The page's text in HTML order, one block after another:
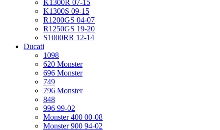
K1300R 07-15
K1300S 09-15
R1200GS 04-07
R1250GS 19-20
S1000RR 12-14
Ducati
1098
620 Monster
696 Monster
749
796 Monster
848
996 99-02
Monster 400 00-08
Monster 900 94-02